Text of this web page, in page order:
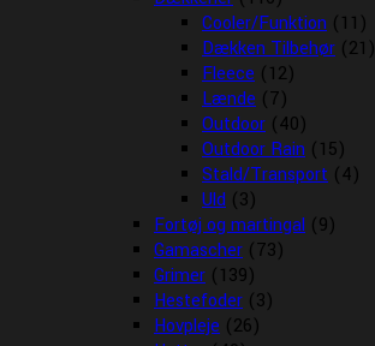
Cooler/Funktion (11)
Dækken Tilbehør (21)
Fleece (12)
Lænde (7)
Outdoor (40)
Outdoor Rain (15)
Stald/Transport (4)
Uld (3)
Fortøj og martingal (9)
Gamascher (73)
Grimer (139)
Hestefoder (3)
Hovpleje (26)